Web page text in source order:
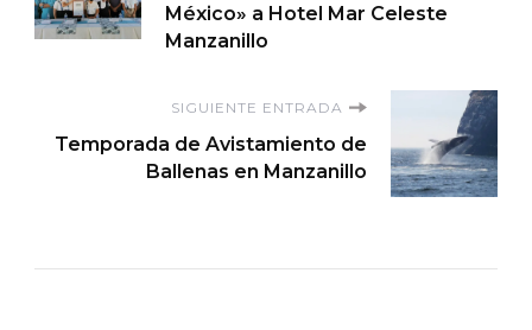
México» a Hotel Mar Celeste
Manzanillo
SIGUIENTE ENTRADA
Temporada de Avistamiento de
Ballenas en Manzanillo